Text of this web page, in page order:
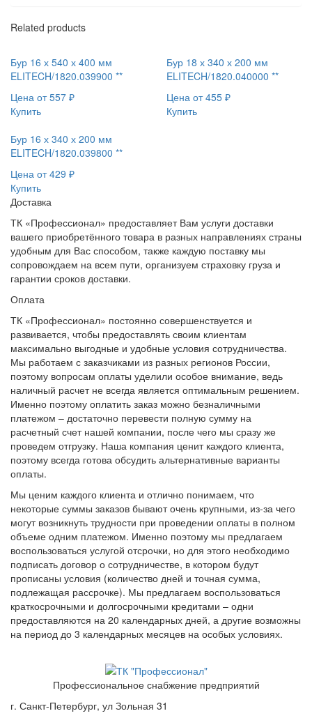
Related products
Бур 16 х 540 х 400 мм
ELITECH/1820.039900 **
Цена от557 ₽
Купить
Бур 18 х 340 х 200 мм
ELITECH/1820.040000 **
Цена от455 ₽
Купить
Бур 16 х 340 х 200 мм
ELITECH/1820.039800 **
Цена от429 ₽
Купить
Доставка
ТК «Профессионал» предоставляет Вам услуги доставки
вашего приобретённого товара в разных направлениях страны
удобным для Вас способом, также каждую поставку мы
сопровождаем на всем пути, организуем страховку груза и
гарантии сроков доставки.
Оплата
ТК «Профессионал» постоянно совершенствуется и
развивается, чтобы предоставлять своим клиентам
максимально выгодные и удобные условия сотрудничества.
Мы работаем с заказчиками из разных регионов России,
поэтому вопросам оплаты уделили особое внимание, ведь
наличный расчет не всегда является оптимальным решением.
Именно поэтому оплатить заказ можно безналичными
платежом – достаточно перевести полную сумму на
расчетный счет нашей компании, после чего мы сразу же
проведем отгрузку. Наша компания ценит каждого клиента,
поэтому всегда готова обсудить альтернативные варианты
оплаты.
Мы ценим каждого клиента и отлично понимаем, что
некоторые суммы заказов бывают очень крупными, из-за чего
могут возникнуть трудности при проведении оплаты в полном
объеме одним платежом. Именно поэтому мы предлагаем
воспользоваться услугой отсрочки, но для этого необходимо
подписать договор о сотрудничестве, в котором будут
прописаны условия (количество дней и точная сумма,
подлежащая рассрочке). Мы предлагаем воспользоваться
краткосрочными и долгосрочными кредитами – одни
предоставляются на 20 календарных дней, а другие возможны
на период до 3 календарных месяцев на особых условиях.
Профессиональное снабжение предприятий
г. Санкт-Петербург, ул Зольная 31